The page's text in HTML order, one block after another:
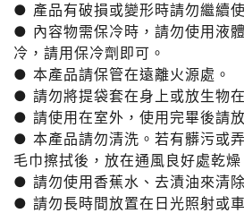
● 產品有破損或變形時請勿繼續使
● 內容物需保冷時，請勿使用液
冷，請用保冷劑即可。
● 本產品請保管在遠離火源處。
● 請勿將提袋套在身上或放生物
● 請使用在室外，使用完畢後請
● 本產品請勿清洗。若有髒污或
毛巾擦拭後，放在通風良好處乾燥
● 請勿使用香蕉水、去漬油來清
● 請勿長時間放置在日光照射或